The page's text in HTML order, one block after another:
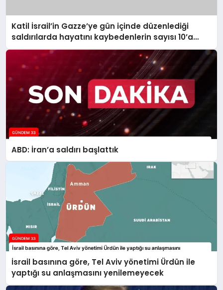
Katil İsrail’in Gazze’ye gün içinde düzenlediği
saldırılarda hayatını kaybedenlerin sayısı 10’a
yükseldi
ABD: İran’a saldırı başlattık
İsrail basınına göre, Tel Aviv yönetimi Ürdün ile
yaptığı su anlaşmasını yenilemeyecek